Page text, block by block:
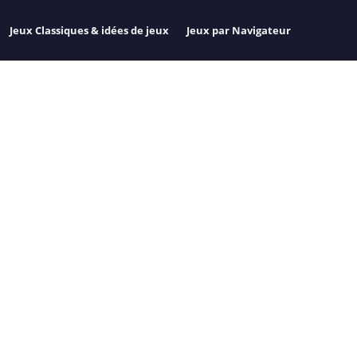
Jeux Classiques & idées de jeux Jeux par Navigateur